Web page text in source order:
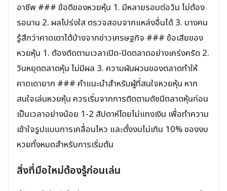
อาชีพ ### ข้อดีของหวยหุ้น 1. มีหลายรอบต่อวัน ไม่ต้อง
รอนาน 2. ผลโปร่งใส ตรวจสอบจากแหล่งอื่นได้ 3. บางคน
รู้สึกว่าคาดเดาได้บ้างจากข่าวเศรษฐกิจ ### ข้อเสียของ
หวยหุ้น 1. ต้องติดตามเวลาเปิด-ปิดตลาดอย่างเคร่งครัด 2.
วันหยุดตลาดหุ้น ไม่มีผล 3. ความผันผวนของตลาดทำให้
คาดเดายาก ### คำแนะนำสำหรับผู้ที่สนใจหวยหุ้น หาก
สนใจเล่นหวยหุ้น ควรเริ่มจากการติดตามดัชนีตลาดหุ้นก่อน
เป็นเวลาอย่างน้อย 1-2 สัปดาห์โดยไม่แทงเงิน เพื่อทำความ
เข้าใจรูปแบบการเคลื่อนไหว และตั้งงบไม่เกิน 10% ของงบ
หวยทั้งหมดสำหรับการเริ่มต้น
สิ่งที่มือใหม่ต้องรู้ก่อนเล่น